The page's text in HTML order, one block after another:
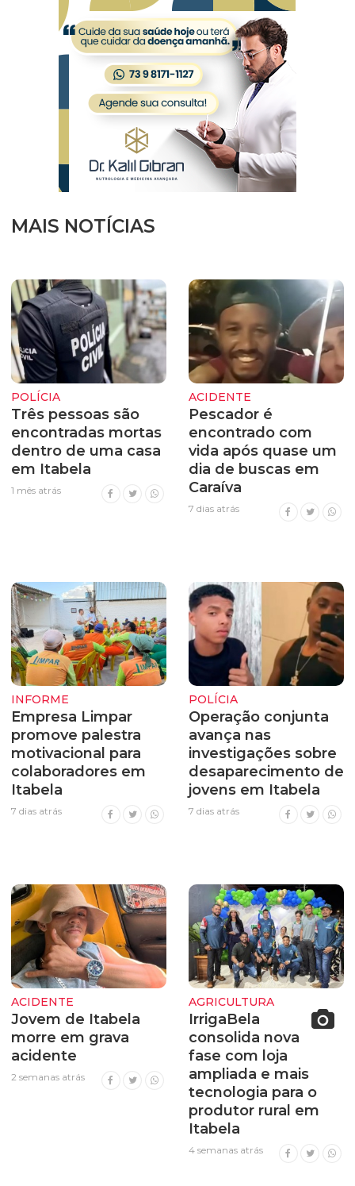
MAIS NOTÍCIAS
POLÍCIA
Três pessoas são
encontradas mortas
dentro de uma casa
em Itabela
1 mês atrás
ACIDENTE
Pescador é
encontrado com
vida após quase um
dia de buscas em
Caraíva
7 dias atrás
INFORME
Empresa Limpar
promove palestra
motivacional para
colaboradores em
Itabela
7 dias atrás
POLÍCIA
Operação conjunta
avança nas
investigações sobre
desaparecimento de
jovens em Itabela
7 dias atrás
ACIDENTE
Jovem de Itabela
morre em grava
acidente
2 semanas atrás
AGRICULTURA
IrrigaBela
consolida nova
fase com loja
ampliada e mais
tecnologia para o
produtor rural em
Itabela
4 semanas atrás